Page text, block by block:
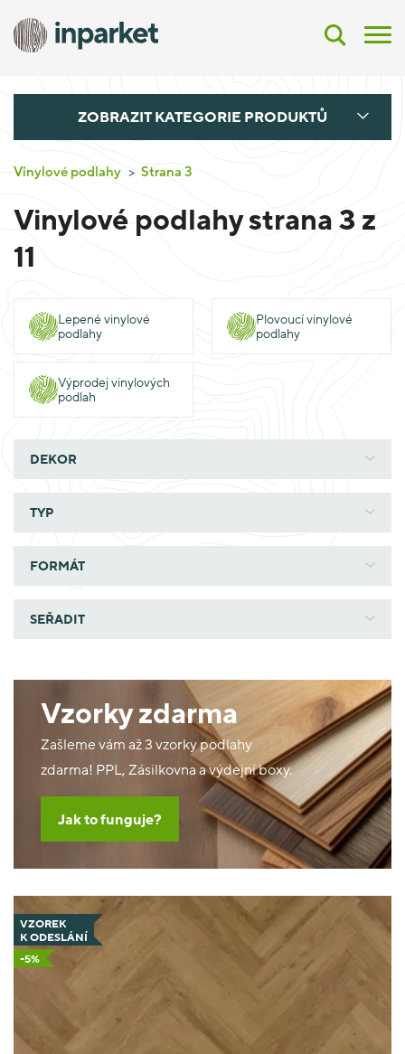
ZOBRAZIT KATEGORIE PRODUKTŮ
Vinylové podlahy Strana 3
Vinylové podlahy strana 3 z
11
lepené vinylové
podlahy
plovoucí vinylové
podlahy
výprodej vinylových
podlah
DEKOR
TYP
FORMÁT
SEŘADIT
Vzorky zdarma
Zašleme vám až 3 vzorky podlahy
zdarma! PPL, Zásilkovna a výdejní boxy.
Jak to funguje?
VZOREK
K ODESLÁNÍ
-5%